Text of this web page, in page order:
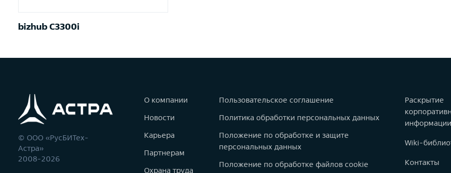
bizhub C3300i
© ООО «РусБИТех-
Астра»
2008-2026
О компании
Новости
Карьера
Партнерам
Охрана труда
Пользовательское соглашение
Политика обработки персональных данных
Положение по обработке и защите
персональных данных
Положение по обработке файлов cookie
Раскрытие
информации
Wiki-
Контакты